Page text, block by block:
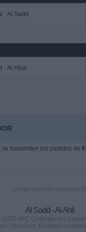
Al Sadd
Al Hilal
transmiten los partidos de
ÚLTIMO PARTIDO EN ABIERTO
Al Sadd - Al Ahli
2025 AFC Champions
Premium, Football